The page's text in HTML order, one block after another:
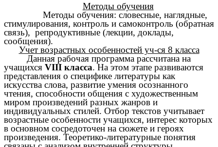
Методы обучения
Методы обучения: словесные, наглядные,
стимулирования, контроль и самоконтроль (обратная
связь), репродуктивные (лекции, доклады,
сообщения).
Учет возрастных особенностей уч-ся 8 класса
Данная рабочая программа рассчитана на
учащихся VIII класса. На этом этапе развиваются
представления о специфике литературы как
искусства слова, развитие умения осознанного
чтения, способности общения с художественным
миром произведений разных жанров и
индивидуальных стилей. Отбор текстов учитывает
возрастные особенности учащихся, интерес которых
в основном сосредоточен на сюжете и героях
произведения. Теоретико-литературные понятия